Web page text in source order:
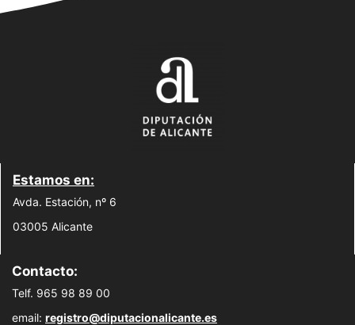
Estamos en:
Avda. Estación, nº 6
03005 Alicante
Contacto:
Telf. 965 98 89 00
email: registro@diputacionalicante.es